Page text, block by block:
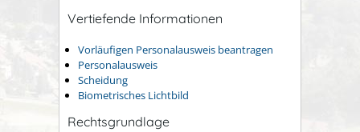
Vertiefende Informationen
Vorläufigen Personalausweis beantragen
Personalausweis
Scheidung
Biometrisches Lichtbild
Rechtsgrundlage